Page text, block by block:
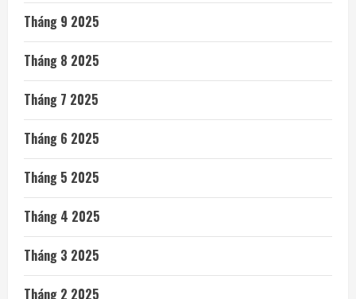
Tháng 9 2025
Tháng 8 2025
Tháng 7 2025
Tháng 6 2025
Tháng 5 2025
Tháng 4 2025
Tháng 3 2025
Tháng 2 2025